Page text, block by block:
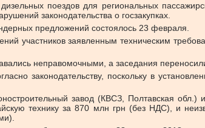
поездов для региональных
законодательства о госзакупках.
предложений состоялось 23 февраля.
участников заявленным техническим
неправомочными, а заседания
законодательству, поскольку в
завод (КВСЗ, Полтавская обл.)
технику за 870 млн грн (без НДС), и